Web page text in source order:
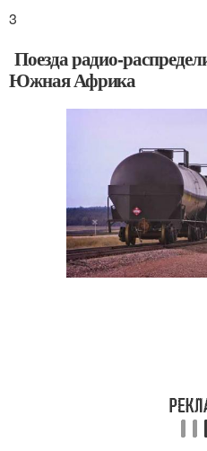
3
Поезда радио-
Южная Африка